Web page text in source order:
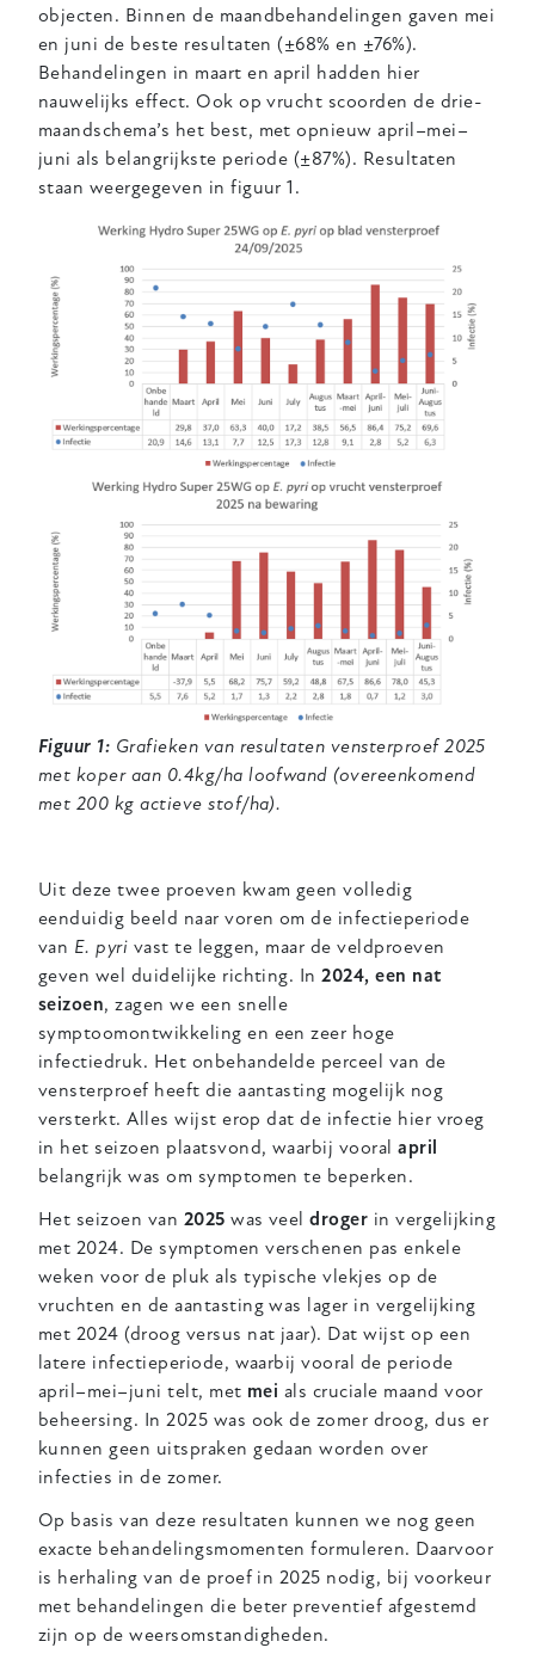
objecten. Binnen de maandbehandelingen gaven mei
en juni de beste resultaten (±68% en ±76%).
Behandelingen in maart en april hadden hier
nauwelijks effect. Ook op vrucht scoorden de drie-
maandschema’s het best, met opnieuw april–mei–
juni als belangrijkste periode (±87%). Resultaten
staan weergegeven in figuur 1.
Figuur 1: Grafieken van resultaten vensterproef 2025
met koper aan 0.4kg/ha loofwand (overeenkomend
met 200 kg actieve stof/ha).
Uit deze twee proeven kwam geen volledig
eenduidig beeld naar voren om de infectieperiode
van E. pyri vast te leggen, maar de veldproeven
geven wel duidelijke richting. In2024, een nat
seizoen, zagen we een snelle
symptoomontwikkeling en een zeer hoge
infectiedruk. Het onbehandelde perceel van de
vensterproef heeft die aantasting mogelijk nog
versterkt. Alles wijst erop dat de infectie hier vroeg
in het seizoen plaatsvond, waarbij vooralapril
belangrijk was om symptomen te beperken.
Het seizoen van 2025 was veeldroger in vergelijking
met 2024. De symptomen verschenen pas enkele
weken voor de pluk als typische vlekjes op de
vruchten en de aantasting was lager in vergelijking
met 2024 (droog versus nat jaar). Dat wijst op een
latere infectieperiode, waarbij vooral de periode
april–mei–juni telt, met mei als cruciale maand voor
beheersing. In 2025 was ook de zomer droog, dus er
kunnen geen uitspraken gedaan worden over
infecties in de zomer.
Op basis van deze resultaten kunnen we nog geen
exacte behandelingsmomenten formuleren. Daarvoor
is herhaling van de proef in 2025 nodig, bij voorkeur
met behandelingen die beter preventief afgestemd
zijn op de weersomstandigheden.